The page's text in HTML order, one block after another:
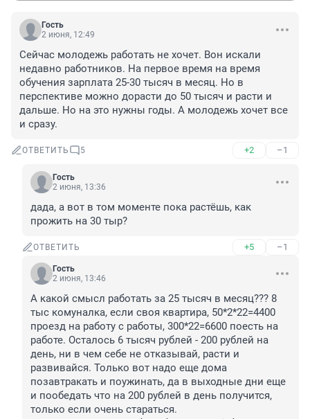
Гость
2 июня, 12:49
Сейчас молодежь работать не хочет. Вон искали
недавно работников. На первое время на время
обучения зарплата 25-30 тысяч в месяц. Но в
перспективе можно дорасти до 50 тысяч и расти и
дальше. Но на это нужны годы. А молодежь хочет все
и сразу.
ОТВЕТИТЬ 5 +2 –1
Гость
2 июня, 13:36
дада, а вот в том моменте пока растёшь, как
прожить на 30 тыр?
ОТВЕТИТЬ +5 –1
Гость
2 июня, 13:46
А какой смысл работать за 25 тысяч в месяц??? 8
тыс комуналка, если своя квартира, 50*2*22=4400
проезд на работу с работы, 300*22=6600 поесть на
работе. Осталось 6 тысяч рублей - 200 рублей на
день, ни в чем себе не отказывай, расти и
развивайся. Только вот надо еще дома
позавтракать и поужинать, да в выходные дни еще
и пообедать что на 200 рублей в день получится,
только если очень стараться.